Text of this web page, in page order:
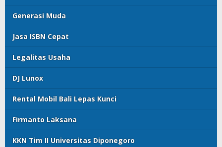
Generasi Muda
Jasa ISBN Cepat
Legalitas Usaha
DJ Lunox
Rental Mobil Bali Lepas Kunci
Firmanto Laksana
KKN Tim II Universitas Diponegoro